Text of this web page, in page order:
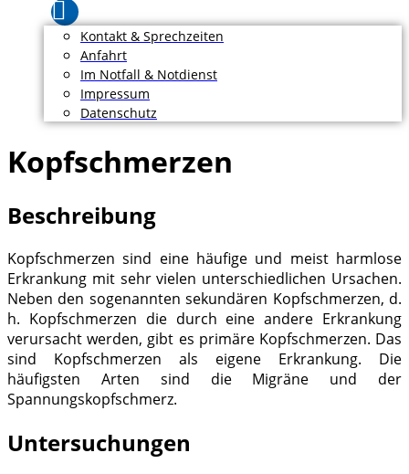
Kontakt & Sprechzeiten
Anfahrt
Im Notfall & Notdienst
Impressum
Datenschutz
Kopfschmerzen
Beschreibung
Kopfschmerzen sind eine häufige und meist harmlose
Erkrankung mit sehr vielen unterschiedlichen Ursachen.
Neben den sogenannten sekundären Kopfschmerzen, d.
h. Kopfschmerzen die durch eine andere Erkrankung
verursacht werden, gibt es primäre Kopfschmerzen. Das
sind Kopfschmerzen als eigene Erkrankung. Die
häufigsten Arten sind die Migräne und der
Spannungskopfschmerz.
Untersuchungen